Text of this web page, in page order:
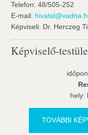
Telefon: 48/505-252
E-mail:
Képviseli: Dr. Herczeg
Képviselő-
hely:
TOVÁBBI